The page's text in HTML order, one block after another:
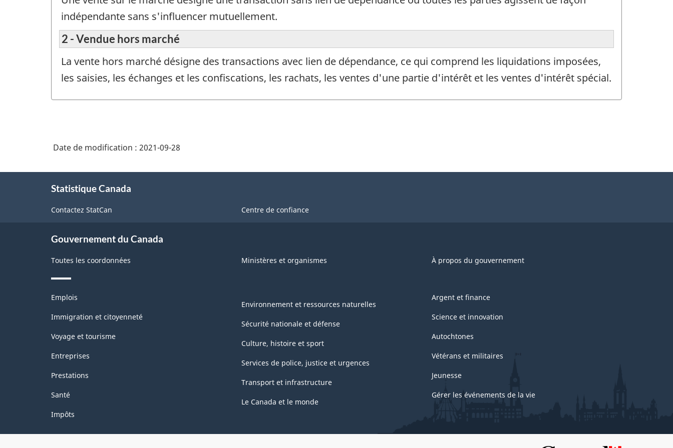
indépendante sans s'influencer mutuellement.
2 - Vendue hors marché
La vente hors marché désigne des transactions avec lien de dépendance, ce qui comprend les liquidations imposées,
les saisies, les échanges et les confiscations, les rachats, les ventes d'une partie d'intérêt et les ventes d'intérêt spécial.
Date de modification : 2021-09-28
Statistique Canada
Contactez StatCan Centre de confiance
Gouvernement du Canada
Toutes les coordonnées Ministères et organismes À propos du gouvernement
Thèmes
sujets
Emplois
Immigration et citoyenneté
Voyage et tourisme
Entreprises
Prestations
Santé
Impôts
Environnement et ressources naturelles
Sécurité nationale et défense
Culture, histoire et sport
Services de police, justice et urgences
Transport et infrastructure
Le Canada et le monde
Argent et finance
Science et innovation
Autochtones
Vétérans et militaires
Jeunesse
Gérer les événements de la vie